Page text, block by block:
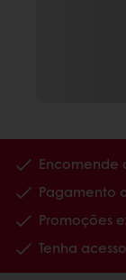
Encomende
Pagamento
Promoções
Tenha